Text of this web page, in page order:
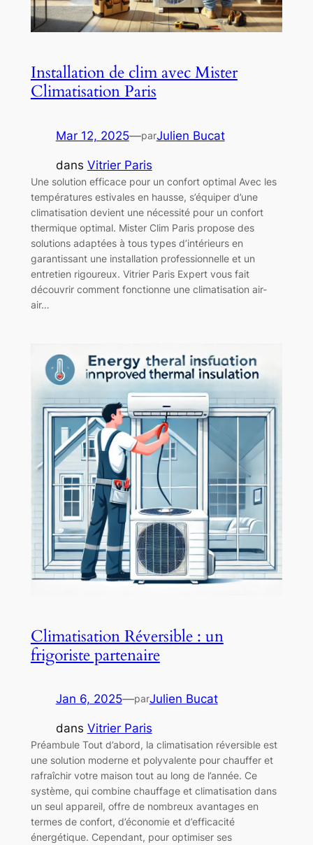
Installation de clim avec Mister
Climatisation Paris
Mar 12, 2025—parJulien Bucat
dans Vitrier Paris
Une solution efficace pour un confort optimal Avec les
températures estivales en hausse, s’équiper d’une
climatisation devient une nécessité pour un confort
thermique optimal. Mister Clim Paris propose des
solutions adaptées à tous types d’intérieurs en
garantissant une installation professionnelle et un
entretien rigoureux. Vitrier Paris Expert vous fait
découvrir comment fonctionne une climatisation air-
air…
Climatisation Réversible : un
frigoriste partenaire
Jan 6, 2025—parJulien Bucat
dans Vitrier Paris
Préambule Tout d’abord, la climatisation réversible est
une solution moderne et polyvalente pour chauffer et
rafraîchir votre maison tout au long de l’année. Ce
système, qui combine chauffage et climatisation dans
un seul appareil, offre de nombreux avantages en
termes de confort, d’économie et d’efficacité
énergétique. Cependant, pour optimiser ses